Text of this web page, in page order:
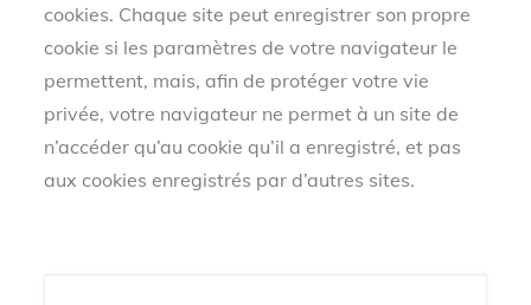
cookies. Chaque site peut enregistrer son propre
cookie si les paramètres de votre navigateur le
permettent, mais, afin de protéger votre vie
privée, votre navigateur ne permet à un site de
n’accéder qu’au cookie qu’il a enregistré, et pas
aux cookies enregistrés par d’autres sites.